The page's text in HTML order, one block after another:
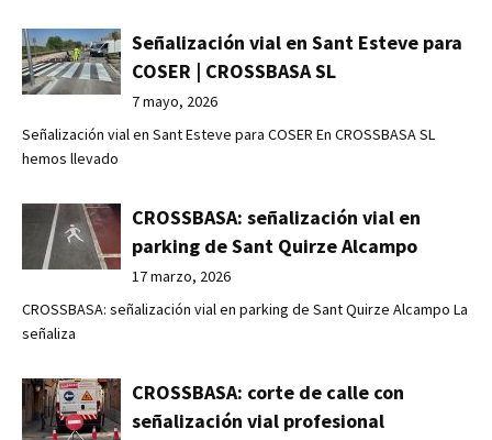
Señalización vial en Sant Esteve para
COSER | CROSSBASA SL
7 mayo, 2026
Señalización vial en Sant Esteve para COSER En CROSSBASA SL
hemos llevado
CROSSBASA: señalización vial en
parking de Sant Quirze Alcampo
17 marzo, 2026
CROSSBASA: señalización vial en parking de Sant Quirze Alcampo La
señaliza
CROSSBASA: corte de calle con
señalización vial profesional